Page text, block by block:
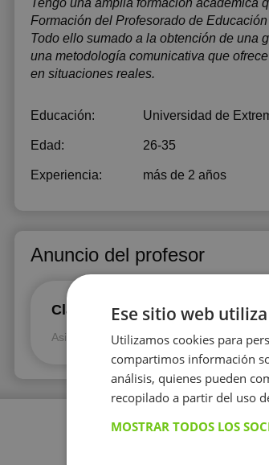
Tengo una amplia formación académica
Formación del Profesorado de
Todo ello sumado a la obtención de una
una metodología comunicativa que
en situaciones reales.
Educación: Universidad de
Edad: 26-35
Experiencia: más de 2 años
Anuncio del profesor
Clases de español para
Asignatura: Español para extranjeros
Ese sitio web
Utilizamos cookies para
compartimos información
análisis, quienes pueden
recopilado a partir del uso
MOSTRAR TODOS LOS